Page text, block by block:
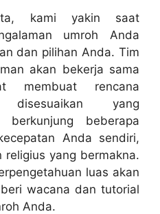
kami yakin saat
umroh Anda
dan pilihan Anda. Tim
akan bekerja sama
membuat rencana
yang
berkunjung beberapa
Anda sendiri,
religius yang bermakna.
luas akan
wacana dan tutorial
Anda.